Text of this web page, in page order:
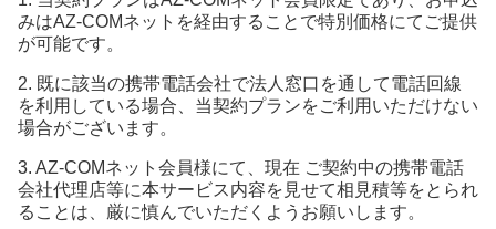
みはAZ-COMネットを経由することで特別価格にてご提供
が可能です。
2. 既に該当の携帯電話会社で法人 窓口を通して電話回線
を利用している場合、当契約プランをご利用いただけない
場合がございます。
3. AZ-COMネット会員様にて、現在 ご契約中の携帯電話
会社代理店等に本サービス内容を見せて相見積等をとられ
ることは、厳に慎んでいただくようお願いします。